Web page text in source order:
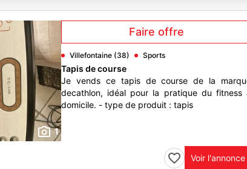
1
Faire offre
Villefontaine (38) Sports
Tapis de course
Je vends ce tapis de course de la
decathlon, idéal pour la pratique du fitness
domicile. - type de produit : tapis
Voir l'annonce